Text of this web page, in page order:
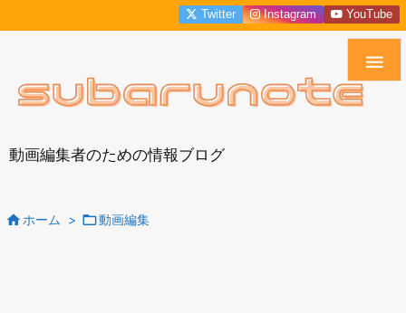
動画編集者のための情報ブログ

Twitter Instagram YouTube
 ホーム > 動画編集